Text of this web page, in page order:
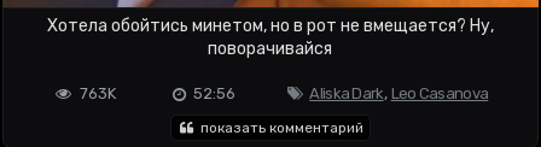
Хотела обойтись минетом, но в рот не вмещается? Ну,
поворачивайся
Aliska Dark, Leo Casanova
52:56
763K
показать комментарий